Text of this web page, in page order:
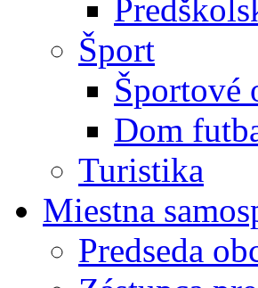
Šport
Športové
Dom
Turistika
Miestna
Predseda